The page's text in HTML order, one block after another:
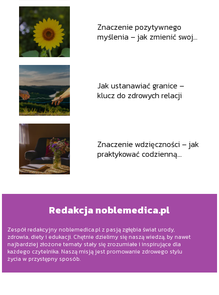
Znaczenie pozytywnego
myślenia – jak zmienić swoje
Jak ustanawiać granice –
klucz do zdrowych relacji
Znaczenie wdzięczności – jak
praktykować codzienną
Redakcja noblemedica.pl
Zespół redakcyjny noblemedica.pl z pasją zgłębia świat urody,
zdrowia, diety i edukacji. Chętnie dzielimy się naszą wiedzą, by nawet
najbardziej złożone tematy stały się zrozumiałe i inspirujące dla
każdego czytelnika. Naszą misją jest promowanie zdrowego stylu
życia w przystępny sposób.